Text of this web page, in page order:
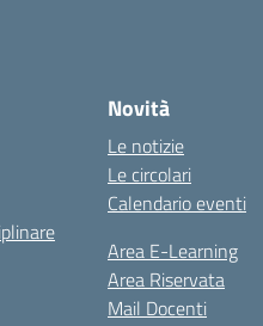
Novità
Le notizie
Le circolari
Calendario eventi
Area E-Learning
Area Riservata
Mail Docenti